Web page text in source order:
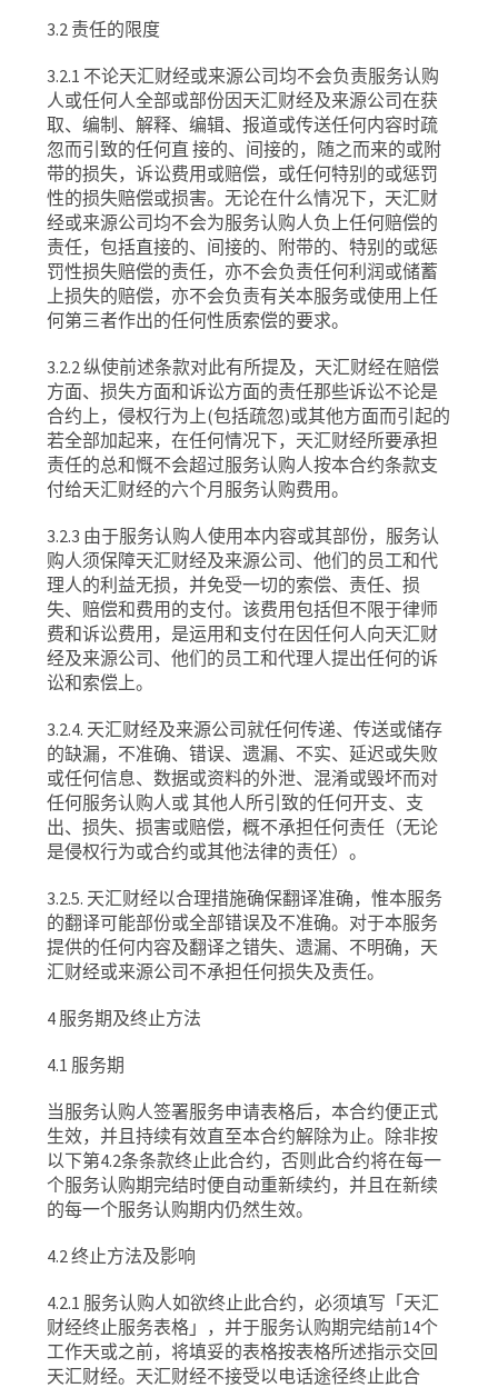
3.2 责任的限度
3.2.1 不论天汇财经或来源公司均不会负责服务认购
人或任何人全部或部份因天汇财经及来源公司在获
取、编制、解释、编辑、报道或传送任何内容时疏
忽而引致的任何直 接的、间接的，随之而来的或附
带的损失，诉讼费用或赔偿，或任何特别的或惩罚
性的损失赔偿或损害。无论在什么情况下，天汇财
经或来源公司均不会为服务认购人负上任何赔偿的
责任，包括直接的、间接的、附带的、特别的或惩
罚性损失赔偿的责任，亦不会负责任何利润或储蓄
上损失的赔偿，亦不会负责有关本服务或使用上任
何第三者作出的任何性质索偿的要求。
3.2.2纵使前述条款对此有所提及，天汇财经在赔偿
方面、损失方面和诉讼方面的责任那些诉讼不论是
合约上，侵权行为上(包括疏忽)或其他方面而引起的
若全部加起来，在任何情况下，天汇财经所要承担
责任的总和慨不会超过服务认购人按本合约条款支
付给天汇财经的六个月服务认购费用。
3.2.3 由于服务认购人使用本内容或其部份，服务认
购人须保障天汇财经及来源公司、他们的员工和代
理人的利益无损，并免受一切的索偿、责任、损
失、赔偿和费用的支付。该费用包括但不限于律师
费和诉讼费用，是运用和支付在因任何人向天汇财
经及来源公司、他们的员工和代理人提出任何的诉
讼和索偿上。
3.2.4. 天汇财经及来源公司就任何传递、传送或储存
的缺漏，不准确、错误、遗漏、不实、延迟或失败
或任何信息、数据或资料的外泄、混淆或毁坏而对
任何服务认购人或其他人所引致的任何开支、支
出、损失、损害或赔偿，概不承担任何责任（无论
是侵权行为或合约或其他法律的责任）。
3.2.5. 天汇财经以合理措施确保翻译准确，惟本服务
的翻译可能部份或全部错误及不准确。对于本服务
提供的任何内容及翻译之错失、遗漏、不明确，天
汇财经或来源公司不承担任何损失及责任。
4 服务期及终止方法
4.1 服务期
当服务认购人签署服务申请表格后，本合约便正式
生效，并且持续有效直至本合约解除为止。除非按
以下第4.2条条款终止此合约，否则此合约将在每一
个服务认购期完结时便自动重新续约，并且在新续
的每一个服务认购期内仍然生效。
4.2终止方法及影响
4.2.1 服务认购人如欲终止此合约，必须填写「天汇
财经终止服务表格」，并于服务认购期完结前14个
工作天或之前，将填妥的表格按表格所述指示交回
天汇财经。天汇财经不接受以电话途径终止此合